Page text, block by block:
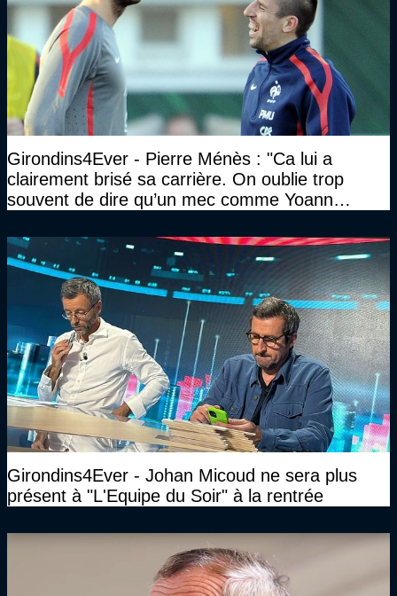
Girondins4Ever - Pierre Ménès : "Ca lui a
clairement brisé sa carrière. On oublie trop
souvent de dire qu’un mec comme Yoann
Girondins4Ever - Johan Micoud ne sera plus
présent à "L'Equipe du Soir" à la rentrée